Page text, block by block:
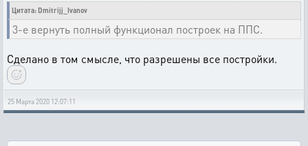
Цитата: Dmitrijj_Ivanov
3-е вернуть полный функционал построек на ППС.
Сделано в том смысле, что разрешены все постройки.
25 Марта 2020 12:07:11